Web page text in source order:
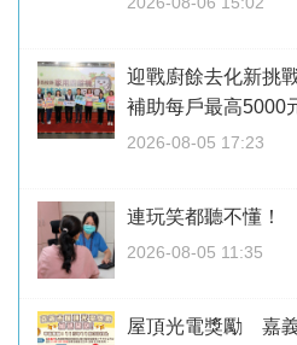
迎戰廚餘去化新挑
補助每戶最高
2026-08-05 17:23
連玩笑都聽不懂！
2026-08-05 11:35
屋頂光電獎勵 嘉